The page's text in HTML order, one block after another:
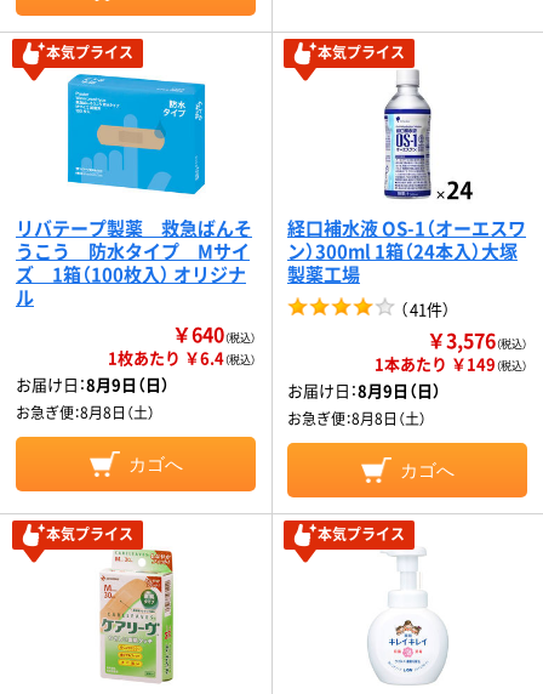
本気プライス
リバテープ製薬 救急ばんそ
うこう 防水タイプ Mサイ
ズ 1箱（100枚入） オリジナ
ル
￥640（税込）
1枚あたり ￥6.4（税込）
お届け日：8月9日（日）
お急ぎ便：8月8日（土）
カゴへ
本気プライス
経口補水液 OS-1（オーエスワ
ン）300ml 1箱（24本入）大塚
製薬工場
（41件）
￥3,576（税込）
1本あたり ￥149（税込）
お届け日：8月9日（日）
お急ぎ便：8月8日（土）
カゴへ
本気プライス 本気プライス